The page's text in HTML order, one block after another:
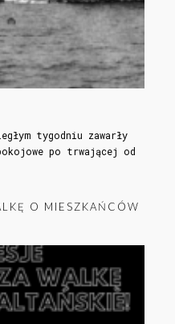
tygodniu zawarły
po trwającej od
O MIESZKAŃCÓW